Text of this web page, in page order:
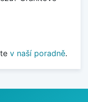
v naší poradně.